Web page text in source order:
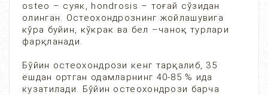
osteo – суяк, hondrosis – тоғай сўзидан
олинган. Остеохондрознинг жойлашувига
кўра буйин, кўкрак ва бел –чаноқ турлари
фарқланади.
Бўйин остеохондрози кенг тарқалиб, 35
ёшдан ортган одамларнинг 40-85 % ида
кузатилади. Бўйин остеохондрози барча